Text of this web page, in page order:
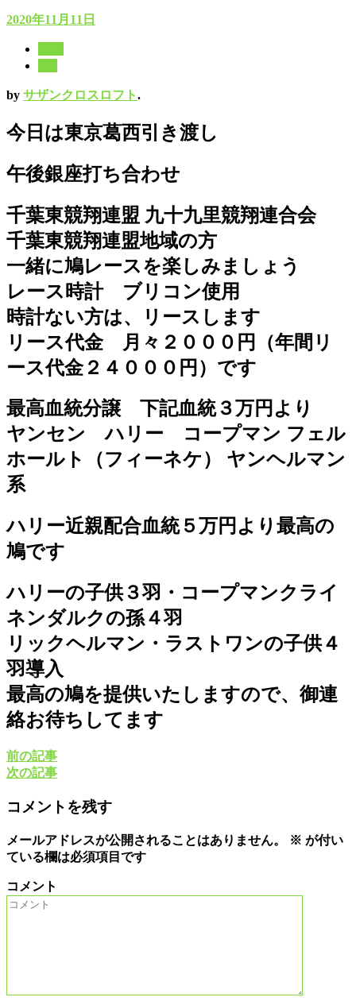
2020年11月11日
by サザンクロスロフト.
今日は東京葛西引き渡し
午後銀座打ち合わせ
千葉東競翔連盟 九十九里競翔連合会
千葉東競翔連盟地域の方
一緒に鳩レースを楽しみましょう
レース時計 ブリコン使用
時計ない方は、リースします
リース代金 月々２０００円（年間リ
ース代金２４０００円）です
最高血統分譲 下記血統３万円より
ヤンセン ハリー コープマン フェル
ホールト（フィーネケ） ヤンヘルマン
系
ハリー近親配合血統５万円より最高の
鳩です
ハリーの子供３羽・コープマンクライ
ネンダルクの孫４羽
リックヘルマン・ラストワンの子供４
羽導入
最高の鳩を提供いたしますので、御連
絡お待ちしてます
前の記事
次の記事
コメントを残す
メールアドレスが公開されることはありません。 ※ が付い
ている欄は必須項目です
コメント